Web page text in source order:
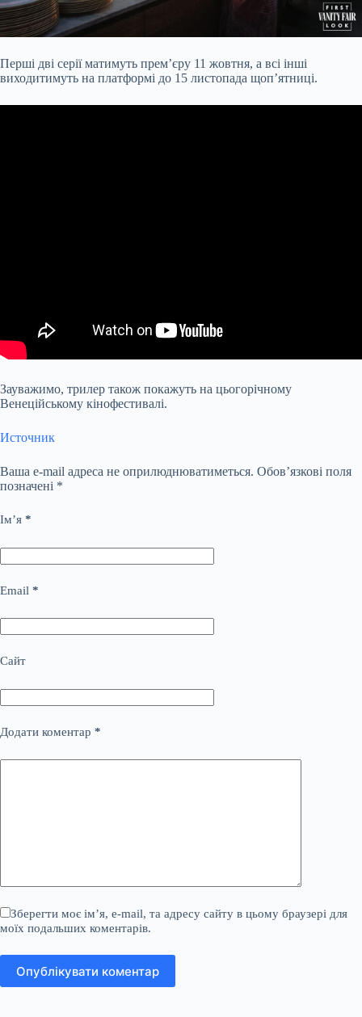
Перші дві серії матимуть прем’єру 11 жовтня, а всі інші
виходитимуть на платформі до 15 листопада щоп’ятниці.
Зауважимо, трилер також покажуть на цьогорічному
Венеційському кінофестивалі.
Источник
Ваша e-mail адреса не оприлюднюватиметься. Обов’язкові поля
позначені *
Ім’я *
Email *
Сайт
Додати коментар *
Зберегти моє ім’я, e-mail, та адресу сайту в цьому браузері для
моїх подальших коментарів.
Опублікувати коментар